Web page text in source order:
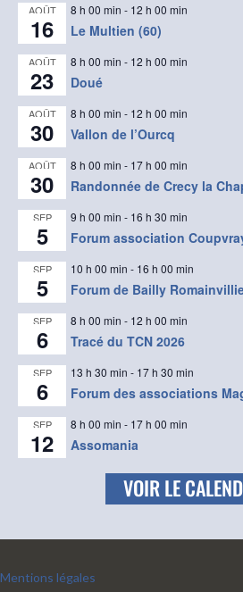
AOÛT
16
8 h 00 min - 12 h 00 min
Le Multien (60)
AOÛT
23
8 h 00 min - 12 h 00 min
Doué
AOÛT
30
8 h 00 min - 12 h 00 min
Vallon de l’Ourcq
AOÛT
30
8 h 00 min - 17 h 00 min
Randonnée de Crecy la
SEP
5
9 h 00 min - 16 h 30 min
Forum association
SEP
5
10 h 00 min - 16 h 00 min
Forum de Bailly
SEP
6
8 h 00 min - 12 h 00 min
Tracé du TCN 2026
SEP
6
13 h 30 min - 17 h 30 min
Forum des associations
SEP
12
8 h 00 min - 17 h 00 min
Assomania
VOIR LE
Mentions légales